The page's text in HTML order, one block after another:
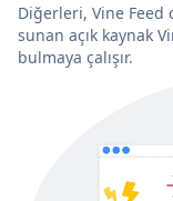
Diğerleri, Vine
sunan açık kaynak
bulmaya çalışır.